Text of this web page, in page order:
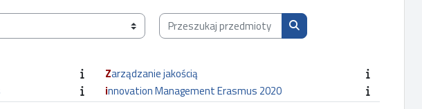
Przeszukaj przedmioty wg nazwy, opisu lub prowadzącego
Przeszukaj przedmioty wg
Zarządzanie jakością
innovation Management Erasmus 2020